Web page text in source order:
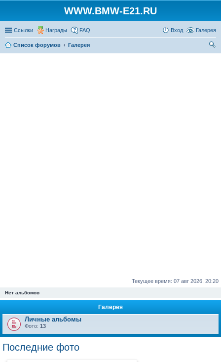
WWW.BMW-E21.RU
Ссылки Награды Галерея
FAQ Вход
Список форумов
Галерея
Текущее время: 07 авг 2026, 20:20
Нет альбомов
Галерея
Личные альбомы
Фото: 13
Последние фото